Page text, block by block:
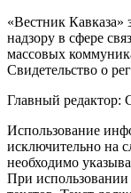
«Вестник Кавказа»
надзору в сфере
массовых
Свидетельство о
Главный редактор:
Использование
исключительно на
необходимо
При